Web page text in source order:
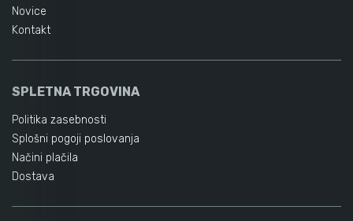
Novice
Kontakt
SPLETNA TRGOVINA
Politika zasebnosti
Splošni pogoji poslovanja
Načini plačila
Dostava